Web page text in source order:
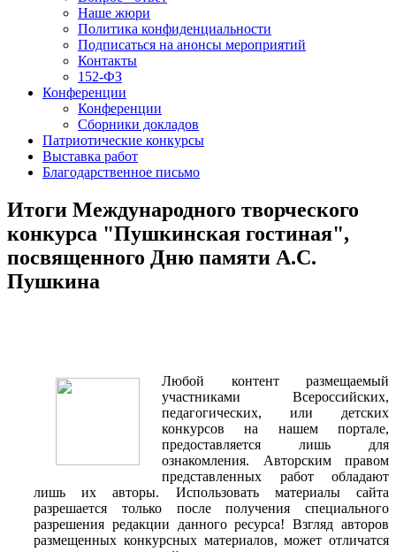
Наше жюри
Политика конфиденциальности
Подписаться на анонсы мероприятий
Контакты
152-ФЗ
Конференции
Конференции
Сборники докладов
Патриотические конкурсы
Выставка работ
Благодарственное письмо
Итоги Международного творческого
конкурса "Пушкинская гостиная",
посвященного Дню памяти А.С.
Пушкина
Любой контент размещаемый
участниками Всероссийских,
педагогических, или детских
конкурсов на нашем портале,
предоставляется лишь для
ознакомления. Авторским правом
представленных работ обладают
лишь их авторы. Использовать материалы сайта
разрешается только после получения специального
разрешения редакции данного ресурса! Взгляд авторов
размещенных конкурсных материалов, может отличатся